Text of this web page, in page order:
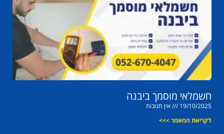
חשמלאי מוסמך ביבנה
19/10/2025
אין תגובות
לקריאת המאמר >>>